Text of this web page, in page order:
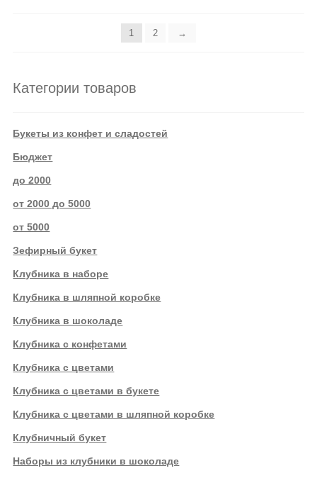
1 2 →
Категории товаров
Букеты из конфет и сладостей
Бюджет
до 2000
от 2000 до 5000
от 5000
Зефирный букет
Клубника в наборе
Клубника в шляпной коробке
Клубника в шоколаде
Клубника с конфетами
Клубника с цветами
Клубника с цветами в букете
Клубника с цветами в шляпной коробке
Клубничный букет
Наборы из клубники в шоколаде